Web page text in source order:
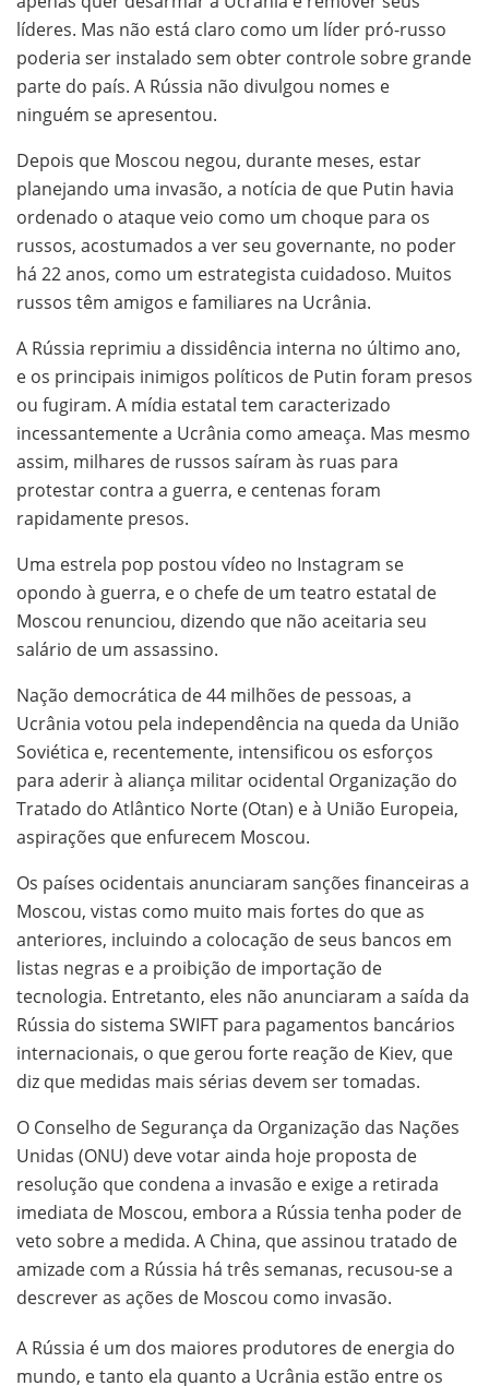
líderes. Mas não está claro como um líder pró-russo
poderia ser instalado sem obter controle sobre grande
parte do país. A Rússia não divulgou nomes e
ninguém se apresentou.
Depois que Moscou negou, durante meses, estar
planejando uma invasão, a notícia de que Putin havia
ordenado o ataque veio como um choque para os
russos, acostumados a ver seu governante, no poder
há 22 anos, como um estrategista cuidadoso. Muitos
russos têm amigos e familiares na Ucrânia.
A Rússia reprimiu a dissidência interna no último ano,
e os principais inimigos políticos de Putin foram presos
ou fugiram. A mídia estatal tem caracterizado
incessantemente a Ucrânia como ameaça. Mas mesmo
assim, milhares de russos saíram às ruas para
protestar contra a guerra, e centenas foram
rapidamente presos.
Uma estrela pop postou vídeo no Instagram se
opondo à guerra, e o chefe de um teatro estatal de
Moscou renunciou, dizendo que não aceitaria seu
salário de um assassino.
Nação democrática de 44 milhões de pessoas, a
Ucrânia votou pela independência na queda da União
Soviética e, recentemente, intensificou os esforços
para aderir à aliança militar ocidental Organização do
Tratado do Atlântico Norte (Otan) e à União Europeia,
aspirações que enfurecem Moscou.
Os países ocidentais anunciaram sanções financeiras a
Moscou, vistas como muito mais fortes do que as
anteriores, incluindo a colocação de seus bancos em
listas negras e a proibição de importação de
tecnologia. Entretanto, eles não anunciaram a saída da
Rússia do sistema SWIFT para pagamentos bancários
internacionais, o que gerou forte reação de Kiev, que
diz que medidas mais sérias devem ser tomadas.
O Conselho de Segurança da Organização das Nações
Unidas (ONU) deve votar ainda hoje proposta de
resolução que condena a invasão e exige a retirada
imediata de Moscou, embora a Rússia tenha poder de
veto sobre a medida. A China, que assinou tratado de
amizade com a Rússia há três semanas, recusou-se a
descrever as ações de Moscou como invasão.
A Rússia é um dos maiores produtores de energia do
mundo, e tanto ela quanto a Ucrânia estão entre os